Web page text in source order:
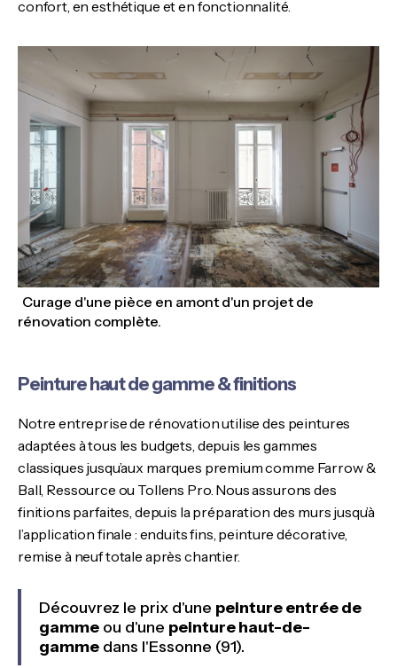
confort, en esthétique et en fonctionnalité.
Curage d'une pièce en amont d'un projet de
rénovation complète.
Peinture haut de gamme & finitions
Notre entreprise de rénovation utilise des peintures
adaptées à tous les budgets, depuis les gammes
classiques jusqu’aux marques premium comme Farrow &
Ball, Ressource ou Tollens Pro. Nous assurons des
finitions parfaites, depuis la préparation des murs jusqu’à
l’application finale : enduits fins, peinture décorative,
remise à neuf totale après chantier.
Découvrez le prix d'une peinture entrée de
gamme ou d'une peinture haut-de-
gamme dans l'Essonne (91).